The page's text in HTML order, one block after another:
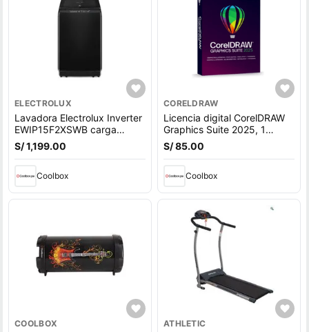
ELECTROLUX
Lavadora Electrolux Inverter
EWIP15F2XSWB carga
superior, capacidad 15 kg,
negro
S/ 1,199.00
Coolbox
CORELDRAW
Licencia digital CorelDRAW
Graphics Suite 2025, 1
dispositivo, compatible con
macOS, duración 1 año
S/ 85.00
Coolbox
COOLBOX ATHLETIC